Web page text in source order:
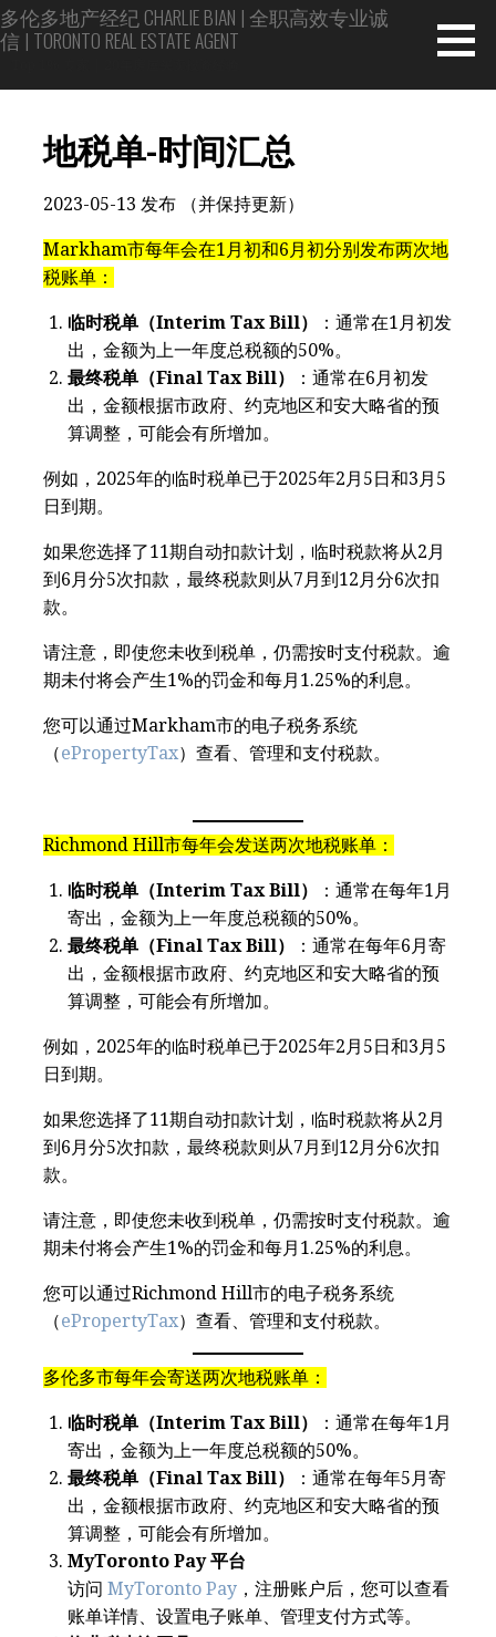
Skip
to
多伦多地产经纪 CHARLIE BIAN | 全职高效专业诚
信 | TORONTO REAL ESTATE AGENT
地税单-时间汇总
2023-05-13 发布 （并保持更新）
Markham市每年会在1月初和6月初分别发布两次地
税账单：
临时税单（Interim Tax Bill）
：通常在1月初发
出，金额为上一年度总税额的50%。
最终税单（Final Tax Bill）
：通常在6月初发
出，金额根据市政府、约克地区和安大略省的预
算调整，可能会有所增加。
例如，2025年的临时税单已于2025年2月5日和3月5
日到期。
如果您选择了11期自动扣款计划，临时税款将从2月
到6月分5次扣款，最终税款则从7月到12月分6次扣
款。
请注意，即使您未收到税单，仍需按时支付税款。逾
期未付将会产生1%的罚金和每月1.25%的利息。
您可以通过Markham市的电子税务系统
（ePropertyTax）查看、管理和支付税款。
Richmond Hill市每年会发送两次地税账单：
临时税单（Interim Tax Bill）
：通常在每年1月
寄出，金额为上一年度总税额的50%。
最终税单（Final Tax Bill）
：通常在每年6月寄
出，金额根据市政府、约克地区和安大略省的预
算调整，可能会有所增加。
例如，2025年的临时税单已于2025年2月5日和3月5
日到期。
如果您选择了11期自动扣款计划，临时税款将从2月
到6月分5次扣款，最终税款则从7月到12月分6次扣
款。
请注意，即使您未收到税单，仍需按时支付税款。逾
期未付将会产生1%的罚金和每月1.25%的利息。
您可以通过Richmond Hill市的电子税务系统
（ePropertyTax）查看、管理和支付税款。
多伦多市每年会寄送两次地税账单：
临时税单（Interim Tax Bill）
：通常在每年1月
寄出，金额为上一年度总税额的50%。
最终税单（Final Tax Bill）
：通常在每年5月寄
出，金额根据市政府、约克地区和安大略省的预
算调整，可能会有所增加。
MyToronto Pay 平台
访问MyToronto Pay ，注册账户后，您可以查看
账单详情、设置电子账单、管理支付方式等。